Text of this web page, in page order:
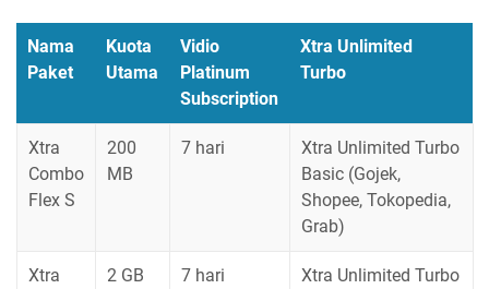
Nama
Paket
Kuota
Utama
Vidio
Platinum
Subscription
Xtra Unlimited
Turbo
Xtra
Combo
Flex S
200
MB
7 hari
Xtra Unlimited Turbo
Basic (Gojek,
Shopee, Tokopedia,
Grab)
Xtra
2 GB 7 hari
Xtra Unlimited Turbo